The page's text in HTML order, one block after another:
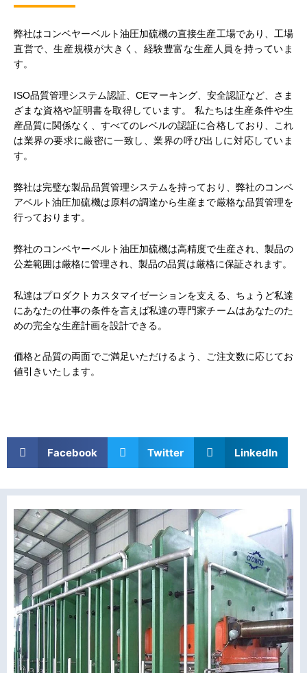
弊社はコンベヤーベルト油圧加硫機の直接生産工場であり、工場
直営で、生産規模が大きく、経験豊富な生産人員を持っていま
す。
ISO品質管理システム認証、CEマーキング、安全認証など、さま
ざまな資格や証明書を取得しています。 私たちは生産条件や生
産品質に関係なく、すべてのレベルの認証に合格しており、これ
は業界の要求に厳密に一致し、業界の呼び出しに対応していま
す。
弊社は完璧な製品品質管理システムを持っており、弊社のコンベ
アベルト油圧加硫機は原料の調達から生産まで厳格な品質管理を
行っております。
弊社のコンベヤーベルト油圧加硫機は高精度で生産され、製品の
公差範囲は厳格に管理され、製品の品質は厳格に保証されます。
私達はプロダクトカスタマイゼーションを支える、ちょうど私達
にあなたの仕事の条件を言えば私達の専門家チームはあなたのた
めの完全な生産計画を設計できる。
価格と品質の両面でご満足いただけるよう、ご注文数に応じてお
値引きいたします。
Facebook Twitter LinkedIn